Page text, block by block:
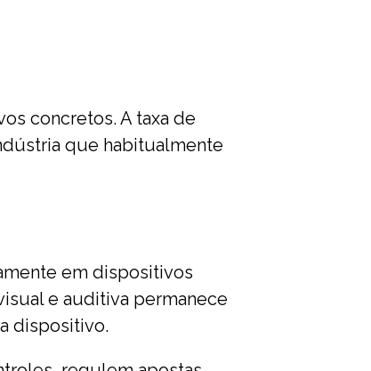
concretos. A taxa de
que habitualmente
em dispositivos
e auditiva permanece
dispositivo.